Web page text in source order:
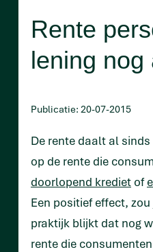
Rente
lening nog
Publicatie: 20-07-2015
De rente daalt al
op de rente die
doorlopend krediet of
Een positief effect,
praktijk blijkt dat nog
rente die